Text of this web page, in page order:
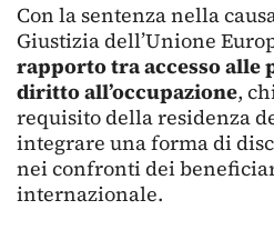
Con la sentenza nella
Giustizia dell’Unione
rapporto traaccesso alle
diritto all’occupazione,
requisito della residenza
integrare una forma di
nei confronti dei
internazionale.